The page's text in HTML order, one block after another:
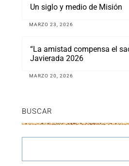
Un siglo y medio de Misión
MARZO 23, 2026
“La amistad compensa el
Javierada 2026
MARZO 20, 2026
BUSCAR